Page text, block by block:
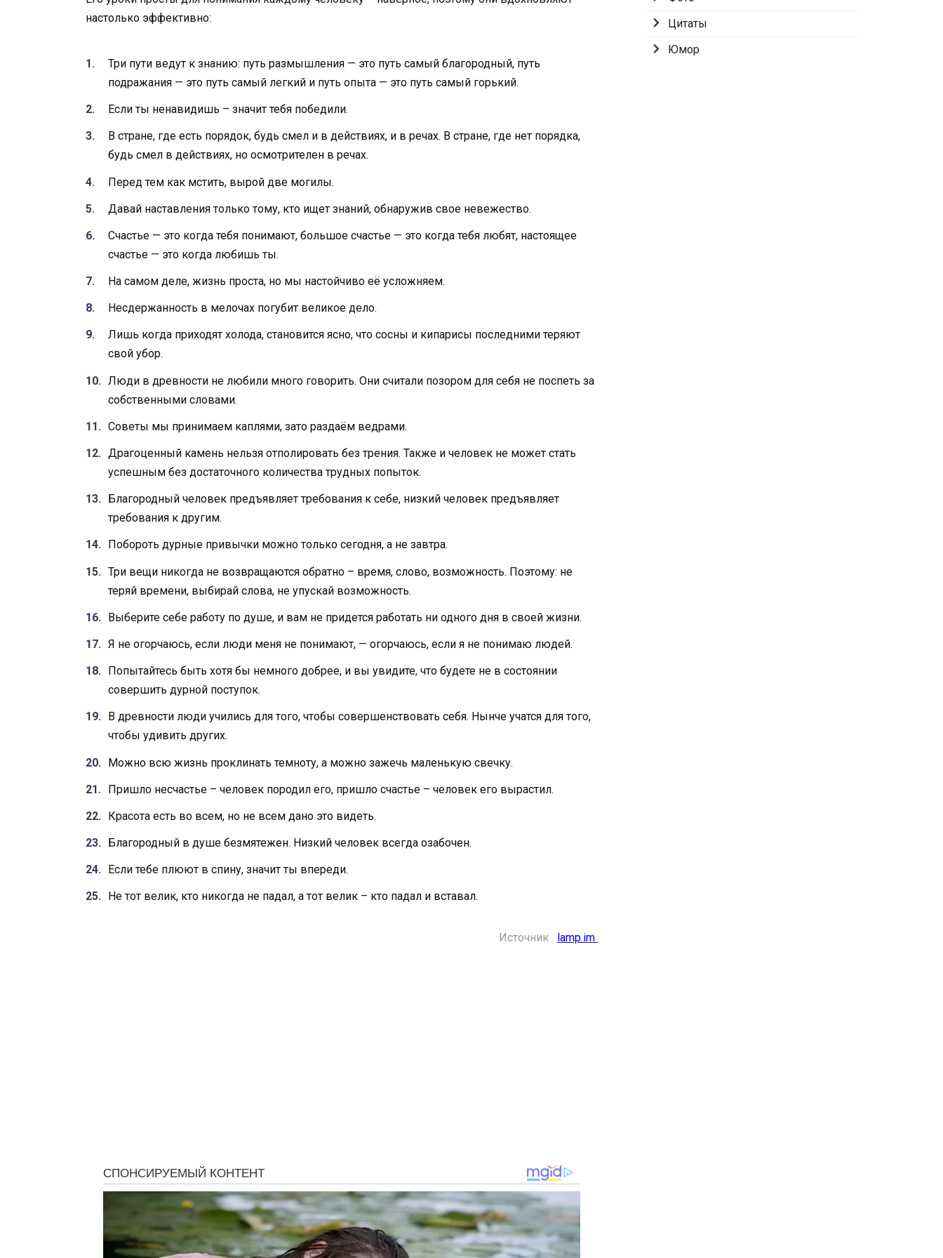
настолько эффективно:
Три пути ведут к знанию: путь размышления — это путь самый благородный, путь
подражания — это путь самый легкий и путь опыта — это путь самый горький.
Если ты ненавидишь – значит тебя победили.
В стране, где есть порядок, будь смел и в действиях, и в речах. В стране, где нет порядка,
будь смел в действиях, но осмотрителен в речах.
Перед тем как мстить, вырой две могилы.
Давай наставления только тому, кто ищет знаний, обнаружив свое невежество.
Счастье — это когда тебя понимают, большое счастье — это когда тебя любят, настоящее
счастье — это когда любишь ты.
На самом деле, жизнь проста, но мы настойчиво её усложняем.
Несдержанность в мелочах погубит великое дело.
Лишь когда приходят холода, становится ясно, что сосны и кипарисы последними теряют
свой убор.
Люди в древности не любили много говорить. Они считали позором для себя не поспеть за
собственными словами.
Советы мы принимаем каплями, зато раздаём ведрами.
Драгоценный камень нельзя отполировать без трения. Также и человек не может стать
успешным без достаточного количества трудных попыток.
Благородный человек предъявляет требования к себе, низкий человек предъявляет
требования к другим.
Побороть дурные привычки можно только сегодня, а не завтра.
Три вещи никогда не возвращаются обратно – время, слово, возможность. Поэтому: не
теряй времени, выбирай слова, не упускай возможность.
Выберите себе работу по душе, и вам не придется работать ни одного дня в своей жизни.
Я не огорчаюсь, если люди меня не понимают, — огорчаюсь, если я не понимаю людей.
Попытайтесь быть хотя бы немного добрее, и вы увидите, что будете не в состоянии
совершить дурной поступок.
В древности люди учились для того, чтобы совершенствовать себя. Нынче учатся для того,
чтобы удивить других.
Можно всю жизнь проклинать темноту, а можно зажечь маленькую свечку.
Пришло несчастье – человек породил его, пришло счастье – человек его вырастил.
Красота есть во всем, но не всем дано это видеть.
Благородный в душе безмятежен. Низкий человек всегда озабочен.
Если тебе плюют в спину, значит ты впереди.
Не тот велик, кто никогда не падал, а тот велик – кто падал и вставал.
Источник lamp.im
Цитаты
Юмор